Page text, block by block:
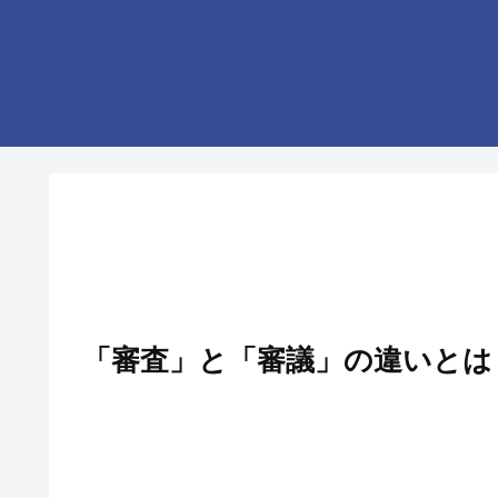
「審査」と「審議」の違いと